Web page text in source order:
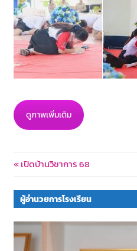
ดูภาพเพิ่มเติม
Post
navigation
Previous
Post:
เปิดบ้านวิชาการ 68
ผู้อำนวยการโรงเรียน